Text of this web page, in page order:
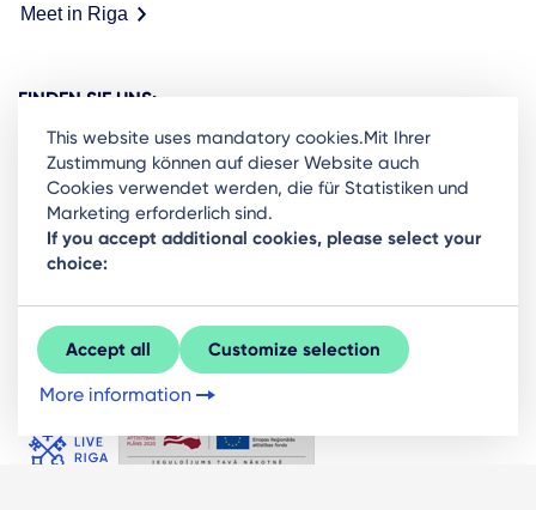
Meet in Riga
FINDEN SIE UNS:
Ready to stay in the loop on Rigas business
community? Subscribe to our newsletter.
Sign Up
This website uses mandatory cookies.Mit Ihrer
Zustimmung können auf dieser Website auch
Cookies verwendet werden, die für Statistiken und
Marketing erforderlich sind.
If you accept additional cookies, please select your
choice:
Accept all Customize selection
More information